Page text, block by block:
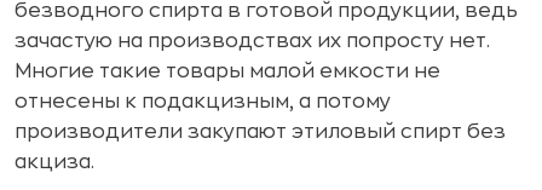
безводного спирта в готовой продукции, ведь
зачастую на производствах их попросту нет.
Многие такие товары малой емкости не
отнесены к подакцизным, а потому
производители закупают этиловый спирт без
акциза.